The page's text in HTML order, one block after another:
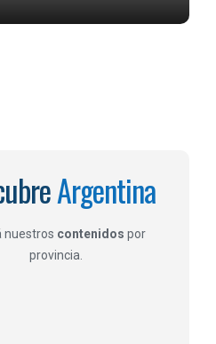
Argentina
nuestros contenidos por
provincia.